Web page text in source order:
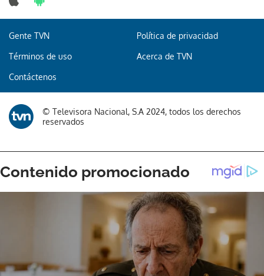
Gente TVN Política de privacidad
Términos de uso Acerca de TVN
Contáctenos
© Televisora Nacional, S.A 2024, todos los derechos
reservados